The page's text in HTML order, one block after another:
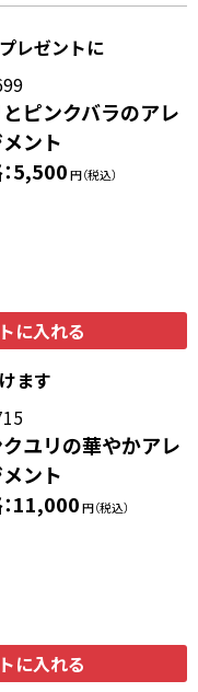
レゼントに
ピンクバラのアレ
ント
5,500円（税込）
に入れる
ます
ユリの華やかアレ
ント
11,000円（税込）
に入れる